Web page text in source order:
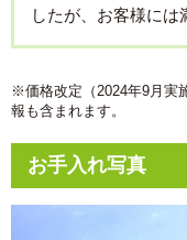
したが、お客様には
※価格改定（2024年9月実
報も含まれます。
お手入れ写真